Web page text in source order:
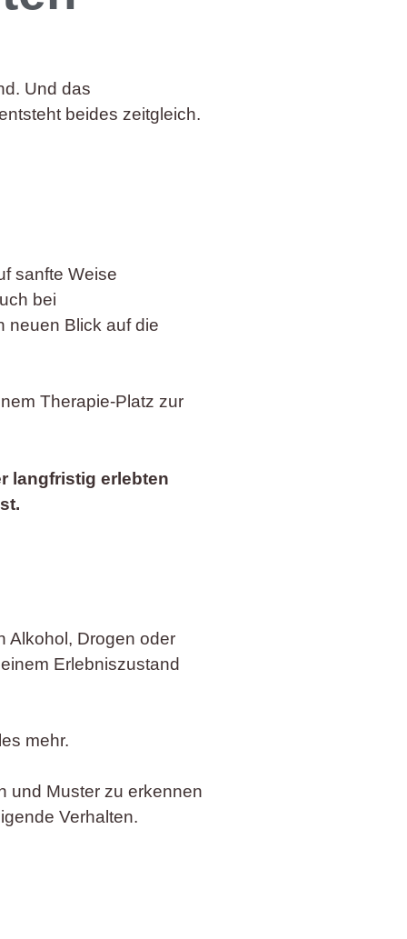
Und das
beides zeitgleich.
sanfte Weise
bei
neuen Blick auf die
Therapie-Platz zur
langfristig erlebten
Alkohol, Drogen oder
Erlebniszustand
mehr.
und Muster zu erkennen
Verhalten.